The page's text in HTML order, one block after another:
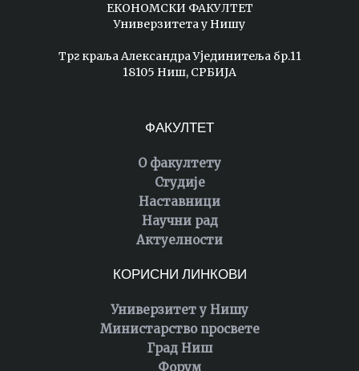
ЕКОНОМСКИ ФАКУЛТЕТ
Универзитета у Нишу
Трг краља Александра Ујединитеља бр.11
18105 Ниш, СРБИЈА
ФАКУЛТЕТ
О факултету
Студије
Наставници
Научни рад
Актуелности
КОРИСНИ ЛИНКОВИ
Универзитет у Нишу
Министарство просвете
Град Ниш
Форум